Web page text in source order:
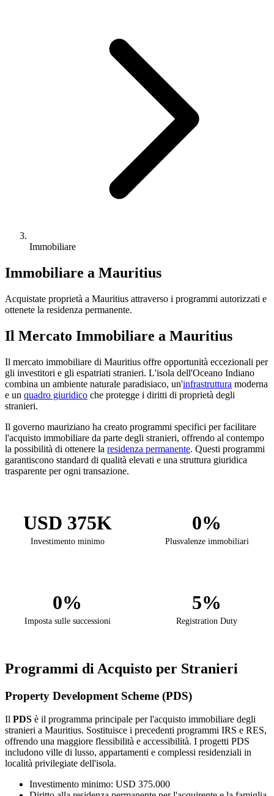
Immobiliare
Immobiliare a Mauritius
Acquistate proprietà a Mauritius attraverso i programmi autorizzati e
ottenete la residenza permanente.
Il Mercato Immobiliare a Mauritius
Il mercato immobiliare di Mauritius offre opportunità eccezionali per
gli investitori e gli espatriati stranieri. L'isola dell'Oceano Indiano
combina un ambiente naturale paradisiaco, un'infrastruttura moderna
e un quadro giuridico che protegge i diritti di proprietà degli
stranieri.
Il governo mauriziano ha creato programmi specifici per facilitare
l'acquisto immobiliare da parte degli stranieri, offrendo al contempo
la possibilità di ottenere la residenza permanente. Questi programmi
garantiscono standard di qualità elevati e una struttura giuridica
trasparente per ogni transazione.
USD 375K
Investimento minimo
0%
Plusvalenze immobiliari
0%
Imposta sulle successioni
5%
Registration Duty
Programmi di Acquisto per Stranieri
Property Development Scheme (PDS)
Il PDS è il programma principale per l'acquisto immobiliare degli
stranieri a Mauritius. Sostituisce i precedenti programmi IRS e RES,
offrendo una maggiore flessibilità e accessibilità. I progetti PDS
includono ville di lusso, appartamenti e complessi residenziali in
località privilegiate dell'isola.
Investimento minimo: USD 375.000